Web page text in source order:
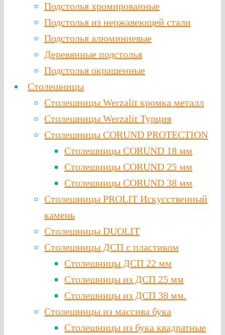
Подстолья хромированные
Подстолья из нержавеющей стали
Подстолья алюминиевые
Деревянные подстолья
Подстолья окрашенные
Столешницы
Столешницы Werzalit кромка металл
Столешницы Werzalit Турция
Столешницы CORUND PROTECTION
Столешницы CORUND 18 мм
Столешницы CORUND 25 мм
Столешницы CORUND 38 мм
Столешницы PROLIT Искусственный
камень
Столешницы DUOLIT
Столешницы ДСП с пластиком
Столешницы ДСП 22 мм
Столешницы из ДСП 25 мм
Столешницы из ДСП 38 мм.
Столешницы из массива бука
Столешницы из бука квадратные